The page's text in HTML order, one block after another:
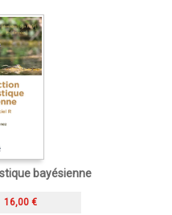
bayésienne
16,00 €